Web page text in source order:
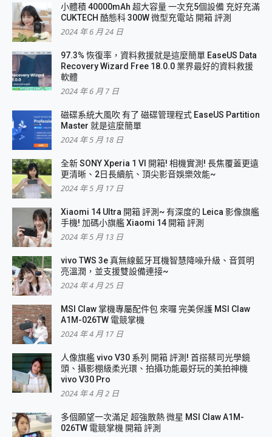
小體積 40000mAh 超大容量 一次充5個設備 充好充滿
CUKTECH 酷態科 300W 微型充電站 開箱 評測
2024 年 6 月 24 日
97.3% 恢復率，資料救援就是這麼簡單 EaseUS Data
Recovery Wizard Free 18.0.0 業界最好的資料救援
軟體
2024 年 6 月 7 日
磁碟系統大風吹 有了 磁碟管理程式 EaseUS Partition
Master 就是這麼簡單
2024 年 5 月 18 日
全新 SONY Xperia 1 VI 開箱! 相機實測! 長焦覆蓋更遠
更清晰、2日長續航、頂尖影音娛樂效能~
2024 年 5 月 17 日
Xiaomi 14 Ultra 開箱 評測~ 有深度的 Leica 影像旗艦
手機! 加碼小旗艦 Xiaomi 14 開箱 評測
2024 年 5 月 13 日
vivo TWS 3e 真無線藍牙耳機智慧降噪升級、音質明
亮溫潤，並支援雙設備連接~
2024 年 4 月 25 日
MSI Claw 掌機專屬配件包 來囉 完美保護 MSI Claw
A1M-026TW 電競掌機
2024 年 4 月 17 日
人像旗艦 vivo V30 系列 開箱 評測! 首搭蔡司光學鏡
頭、攝影棚級柔光環、拍攝功能最好玩的美拍神機
vivo V30 Pro
2024 年 4 月 2 日
多個願望一次滿足 超強散熱 微星 MSI Claw A1M-
026TW 電競掌機 開箱 評測